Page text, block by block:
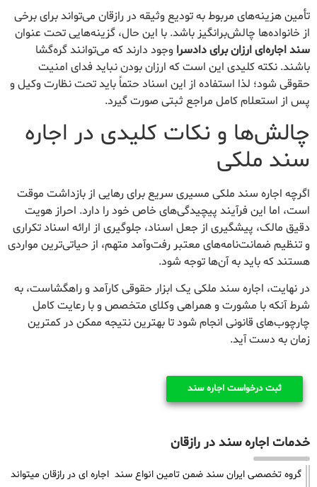
تأمین هزینه‌های مربوط به تودیع وثیقه در رازقان می‌تواند برای برخی
از خانواده‌ها چالش‌برانگیز باشد. با این حال، گزینه‌هایی تحت عنوان
سند اجاره‌ای ارزان برای دادسرا وجود دارند که می‌توانند گره‌گشا
باشند. نکته کلیدی این است که ارزان بودن نباید فدای امنیت
حقوقی شود؛ لذا استفاده از این اسناد حتماً باید تحت نظارت وکیل و
پس از استعلام کامل مراجع ثبتی صورت گیرد.
چالش‌ها و نکات کلیدی در اجاره
سند ملکی
اگرچه اجاره سند ملکی مسیری سریع برای رهایی از بازداشت موقت
است، اما این فرآیند پیچیدگی‌های خاص خود را دارد. احراز هویت
دقیق مالک، پیشگیری از جعل اسناد، جلوگیری از ارائه اسناد تکراری
و تنظیم ضمانت‌نامه‌های معتبر رفت‌وآمد متهم، از حیاتی‌ترین مواردی
هستند که باید به آن‌ها توجه شود.
در نهایت، اجاره سند ملکی یک ابزار حقوقی کارآمد و راهگشاست، به
شرط آنکه با مشورت و همراهی وکلای متخصص و با رعایت کامل
چارچوب‌های قانونی انجام شود تا بهترین نتیجه ممکن در کمترین
زمان به دست آید.
ثبت درخواست اجاره سند
خدمات اجاره سند در رازقان
گروه تخصصی ایران سند ضمن تامین انواع سند اجاره ای در رازقان میتواند